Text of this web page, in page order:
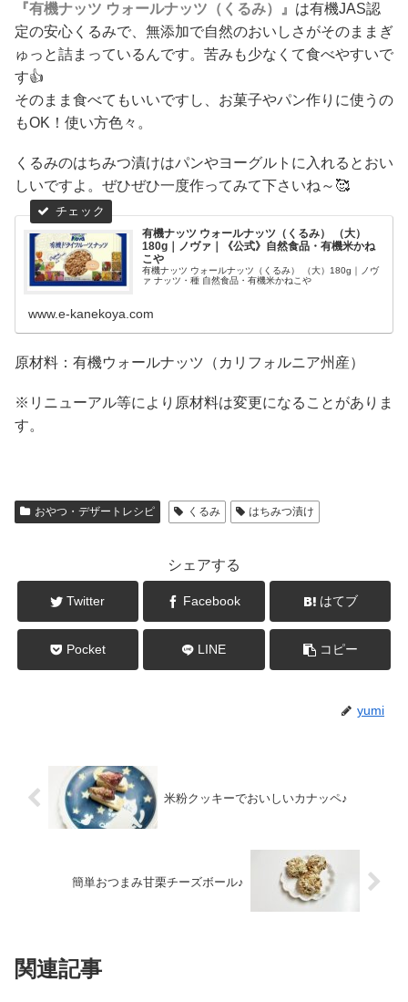
『有機ナッツ ウォールナッツ（くるみ）』 は有機JAS認
定の安心くるみで、無添加で自然のおいしさがそのままぎ
ゅっと詰まっているんです。苦みも少なくて食べやすいで
す👍
そのまま食べてもいいですし、お菓子やパン作りに使うの
もOK！使い方色々。
くるみのはちみつ漬けはパンやヨーグルトに入れるとおい
しいですよ。ぜひぜひ一度作ってみて下さいね～🥰
有機ナッツ ウォールナッツ（くるみ） （大）
180g｜ノヴァ｜《公式》自然食品・有機米かね
こや
有機ナッツ ウォールナッツ（くるみ） （大）180g｜ノヴ
ァ ナッツ・種 自然食品・有機米かねこや
www.e-kanekoya.com
原材料：有機ウォールナッツ（カリフォルニア州産）
※リニューアル等により原材料は変更になることがありま
す。
おやつ・デザートレシピ くるみ はちみつ漬け
シェアする
Twitter Facebook はてブ
Pocket LINE コピー
yumi
米粉クッキーでおいしいカナッペ♪
簡単おつまみ甘栗チーズボール♪
関連記事